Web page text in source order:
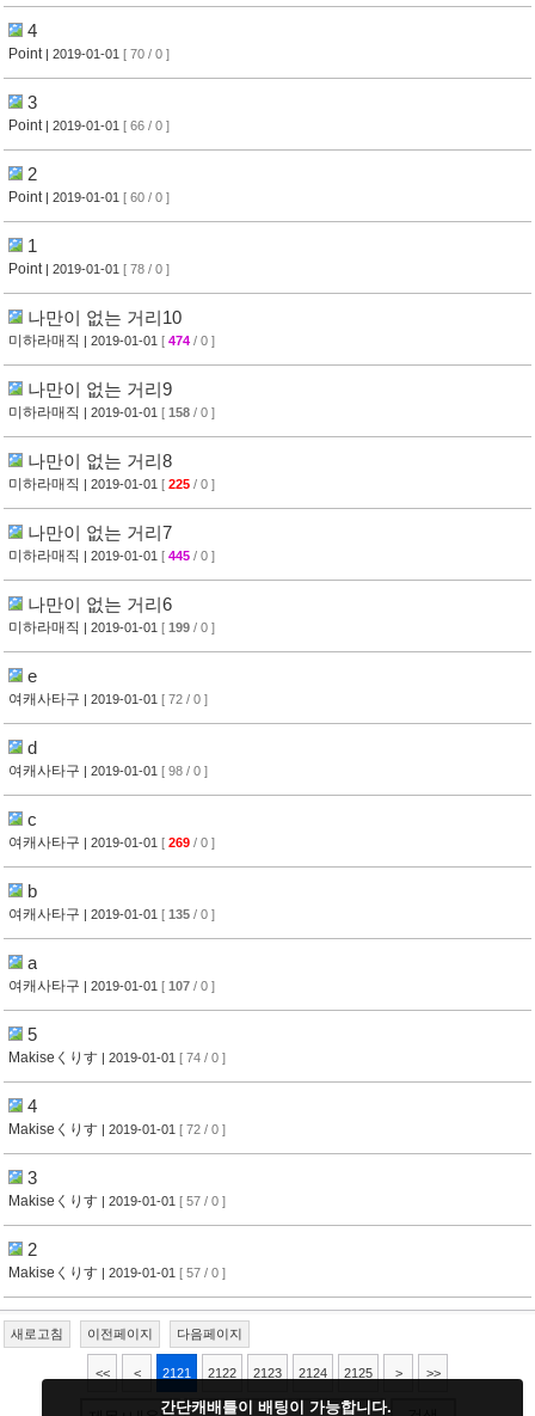
4
Point | 2019-01-01 [ 70 / 0 ]
3
Point | 2019-01-01 [ 66 / 0 ]
2
Point | 2019-01-01 [ 60 / 0 ]
1
Point | 2019-01-01 [ 78 / 0 ]
나만이 없는 거리10
미하라매직 | 2019-01-01 [ 474 / 0 ]
나만이 없는 거리9
미하라매직 | 2019-01-01 [ 158 / 0 ]
나만이 없는 거리8
미하라매직 | 2019-01-01 [ 225 / 0 ]
나만이 없는 거리7
미하라매직 | 2019-01-01 [ 445 / 0 ]
나만이 없는 거리6
미하라매직 | 2019-01-01 [ 199 / 0 ]
e
여캐사타구 | 2019-01-01 [ 72 / 0 ]
d
여캐사타구 | 2019-01-01 [ 98 / 0 ]
c
여캐사타구 | 2019-01-01 [ 269 / 0 ]
b
여캐사타구 | 2019-01-01 [ 135 / 0 ]
a
여캐사타구 | 2019-01-01 [ 107 / 0 ]
5
Makiseくりす | 2019-01-01 [ 74 / 0 ]
4
Makiseくりす | 2019-01-01 [ 72 / 0 ]
3
Makiseくりす | 2019-01-01 [ 57 / 0 ]
2
Makiseくりす | 2019-01-01 [ 57 / 0 ]
새로고침 이전페이지 다음페이지
<< < 2121 2122 2123 2124 2125 > >>
간단캐배틀이 배팅이 가능합니다.